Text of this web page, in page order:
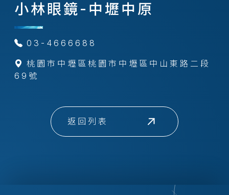
小林眼鏡-中壢中原
03-4666688
桃園市中壢區桃園市中壢區中山東路二段
69號
返回列表